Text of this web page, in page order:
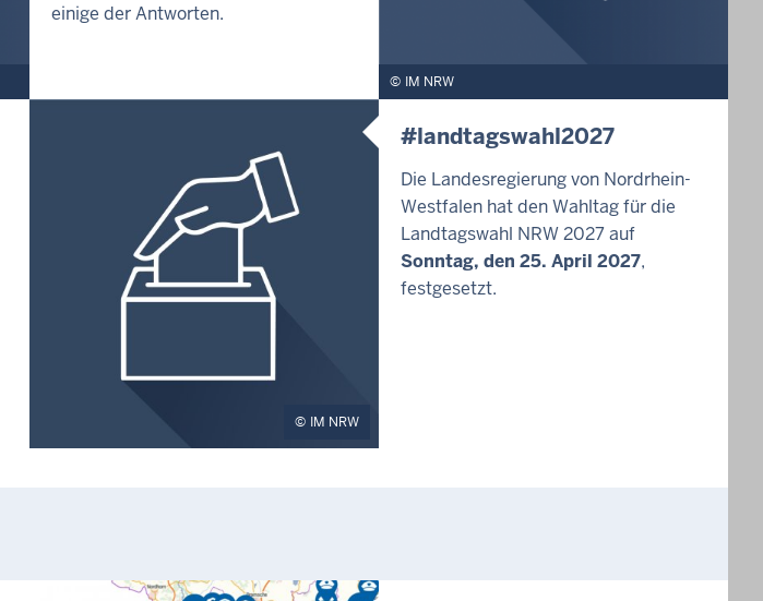
IM NRW
einige der Antworten.
IM NRW
#landtagswahl2027
Die Landesregierung von Nordrhein-
Westfalen hat den Wahltag für die
Landtagswahl NRW 2027 auf
Sonntag, den 25. April 2027,
festgesetzt.